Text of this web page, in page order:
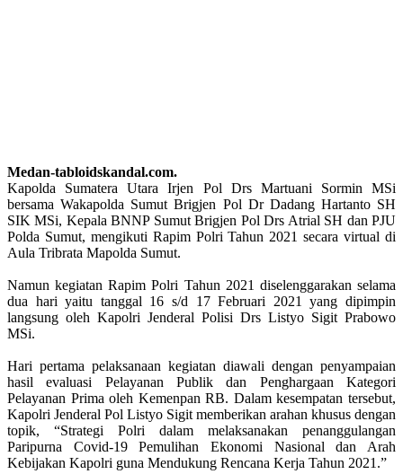
Medan-tabloidskandal.com.
Kapolda Sumatera Utara Irjen Pol Drs Martuani Sormin MSi
bersama Wakapolda Sumut Brigjen Pol Dr Dadang Hartanto SH
SIK MSi, Kepala BNNP Sumut Brigjen Pol Drs Atrial SH dan PJU
Polda Sumut, mengikuti Rapim Polri Tahun 2021 secara virtual di
Aula Tribrata Mapolda Sumut.
Namun kegiatan Rapim Polri Tahun 2021 diselenggarakan selama
dua hari yaitu tanggal 16 s/d 17 Februari 2021 yang dipimpin
langsung oleh Kapolri Jenderal Polisi Drs Listyo Sigit Prabowo
MSi.
Hari pertama pelaksanaan kegiatan diawali dengan penyampaian
hasil evaluasi Pelayanan Publik dan Penghargaan Kategori
Pelayanan Prima oleh Kemenpan RB. Dalam kesempatan tersebut,
Kapolri Jenderal Pol Listyo Sigit memberikan arahan khusus dengan
topik, “Strategi Polri dalam melaksanakan penanggulangan
Paripurna Covid-19 Pemulihan Ekonomi Nasional dan Arah
Kebijakan Kapolri guna Mendukung Rencana Kerja Tahun 2021.”